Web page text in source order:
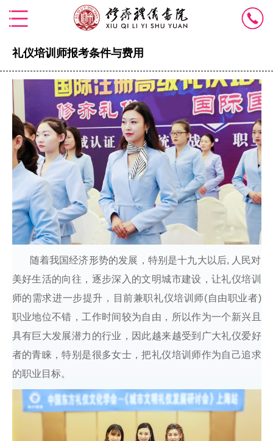
礼仪培训师报考条件与费用
随着我国经济形势的发展，特别是十九大以后, 人民对
美好生活的向往，逐步深入的文明城市建设，让礼仪培训
师的需求进一步提升，目前兼职礼仪培训师(自由职业者)
职业地位不错，工作时间较为自由，所以作为一个新兴且
具有巨大发展潜力的行业，因此越来越受到广大礼仪爱好
者的青睐，特别是很多女士，把礼仪培训师作为自己追求
的职业目标。